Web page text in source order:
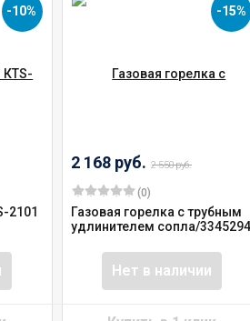
-10%
2101
-15%
2 168 руб. 2 550 руб.
(0)
Газовая горелка с трубным
удлинителем сопла/
Нет в наличии